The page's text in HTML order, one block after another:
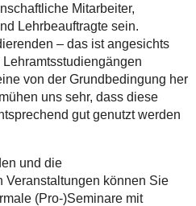
Mitarbeiter,
Lehrbeauftragte sein.
– das ist angesichts
von der Grundbedingung her
uns sehr, dass diese
gut genutzt werden
und die
Veranstaltungen können Sie
(Pro-)Seminare mit